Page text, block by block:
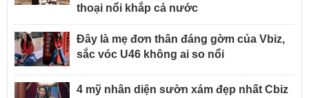
thoại nổi khắp cả nước
Đây là mẹ đơn thân đáng gờm của Vbiz,
sắc vóc U46 không ai so nổi
4 mỹ nhân diện sườn xám đẹp nhất Cbiz